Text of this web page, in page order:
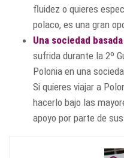
fluidez o quieres
polaco, es una gran
Una sociedad
sufrida durante la 2º
Polonia en una
Si quieres viajar a
hacerlo bajo las
apoyo por parte de